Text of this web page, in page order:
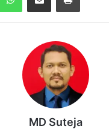
MD Suteja